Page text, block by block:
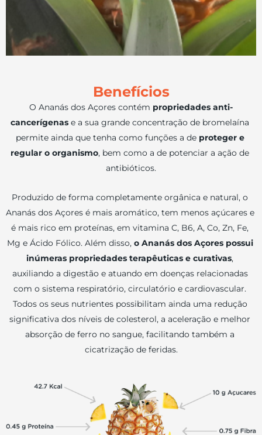
Benefícios
O Ananás dos Açores contém propriedades anti-
cancerígenas e a sua grande concentração de bromelaína
permite ainda que tenha como funções a de proteger e
regular o organismo, bem como a de potenciar a ação de
antibióticos.
Produzido de forma completamente orgânica e natural, o
Ananás dos Açores é mais aromático, tem menos açúcares e
é mais rico em proteínas, em vitamina C, B6, A, Co, Zn, Fe,
Mg e Ácido Fólico. Além disso, o Ananás dos Açores possui
inúmeras propriedades terapêuticas e curativas,
auxiliando a digestão e atuando em doenças relacionadas
com o sistema respiratório, circulatório e cardiovascular.
Todos os seus nutrientes possibilitam ainda uma redução
significativa dos níveis de colesterol, a aceleração e melhor
absorção de ferro no sangue, facilitando também a
cicatrização de feridas.